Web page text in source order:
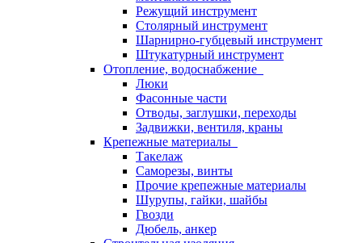
Режущий инструмент
Столярный инструмент
Шарнирно-губцевый инструмент
Штукатурный инструмент
Отопление, водоснабжение
Люки
Фасонные части
Отводы, заглушки, переходы
Задвижки, вентиля, краны
Крепежные материалы
Такелаж
Саморезы, винты
Прочие крепежные материалы
Шурупы, гайки, шайбы
Гвозди
Дюбель, анкер